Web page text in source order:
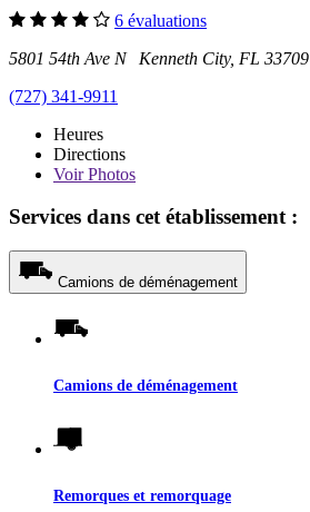
6 évaluations
5801 54th Ave N Kenneth City, FL 33709
(727) 341-9911
Heures
Directions
VoirPhotos
Services dans cet établissement :
Camions de déménagement
Camions de déménagement
Remorques et remorquage